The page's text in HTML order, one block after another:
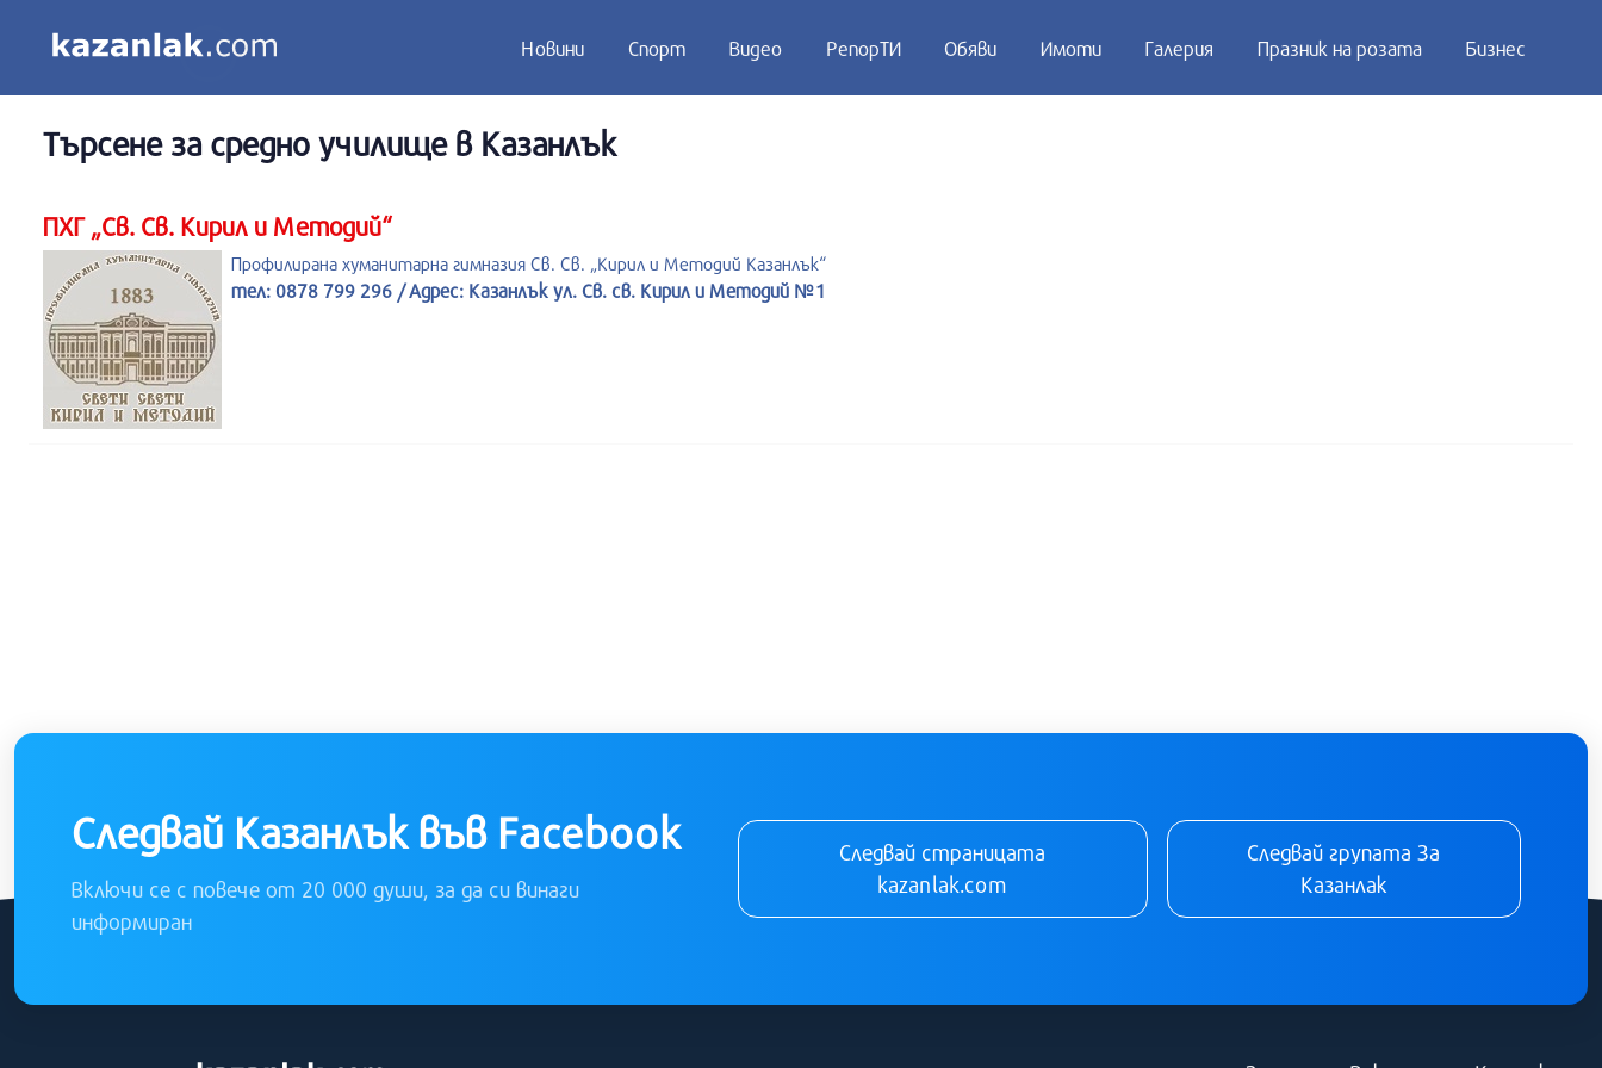
Новини Спорт Видео РепорТИ Обяви Имоти Галерия Празник на розата Бизнес
Търсене за средно училищев Казанлък
ПХГ „Св. Св. Кирил и Методий“
Профилирана хуманитарна гимназия Св. Св. „Кирил и Методий Казанлък“
тел: 0878 799 296 / Адрес: Казанлък ул. Св. св. Кирил и Методий №1
Следвай Казанлък във Facebook
Включи се с повече от 20 000 души, за да си винаги
информиран
Следвай страницата
kazanlak.com
Следвай групата За
Казанлак